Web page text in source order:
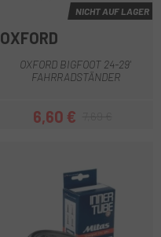
NICHT AUF LAGER
OXFORD
OXFORD BIGFOOT 24-29'
FAHRRADSTÄNDER
Preis
6,60 €Regulärer Preis